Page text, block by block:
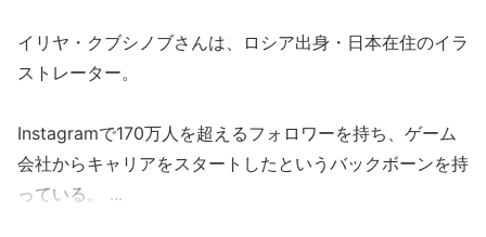
イリヤ・クブシノブさんは、ロシア出身・日本在住のイラ
ストレーター。
Instagramで170万人を超えるフォロワーを持ち、ゲーム
会社からキャリアをスタートしたというバックボーンを持
っている。 ...